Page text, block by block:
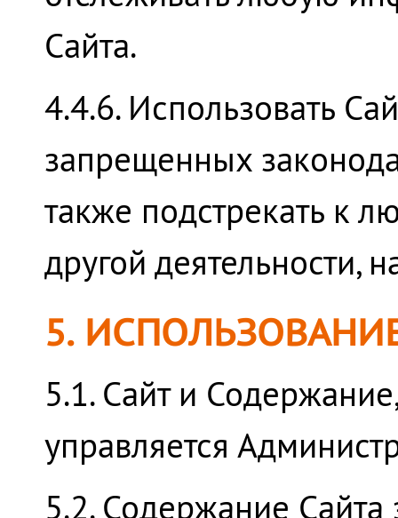
Сайта.
4.4.6. Использовать
запрещенных
также подстрекать к
другой деятельности,
5.
5.1. Сайт и
управляется
5.2. Содержание